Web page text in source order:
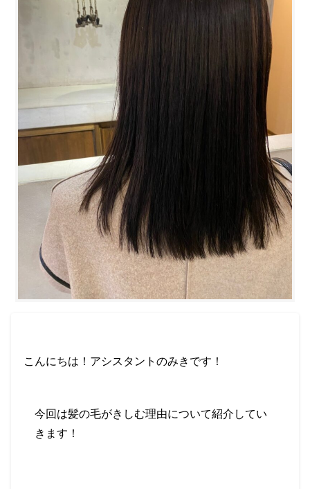
こんにちは！アシスタントのみきです！
今回は髪の毛がきしむ理由について紹介してい
きます！